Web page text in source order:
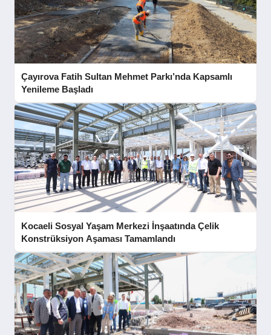
Çayırova Fatih Sultan Mehmet Parkı’nda Kapsamlı
Yenileme Başladı
Kocaeli Sosyal Yaşam Merkezi İnşaatında Çelik
Konstrüksiyon Aşaması Tamamlandı